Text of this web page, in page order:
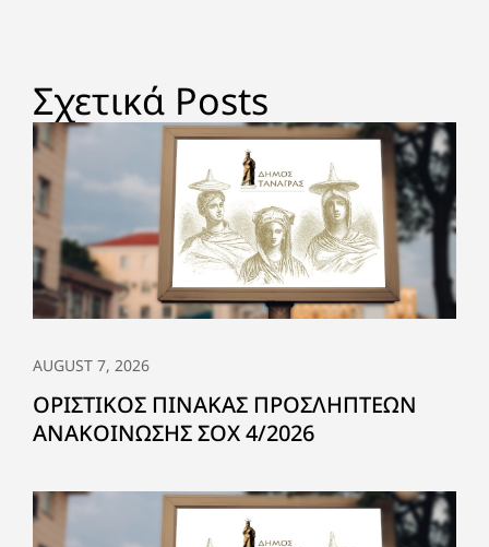
Σχετικά Posts
AUGUST 7, 2026
ΟΡΙΣΤΙΚΟΣ ΠΙΝΑΚΑΣ ΠΡΟΣΛΗΠΤΕΩΝ
ΑΝΑΚΟΙΝΩΣΗΣ ΣΟΧ 4/2026